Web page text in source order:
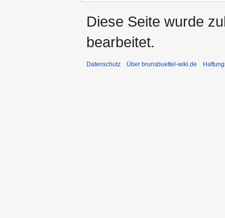
Diese Seite wurde
bearbeitet.
Datenschutz Über brunsbuettel-wiki.de